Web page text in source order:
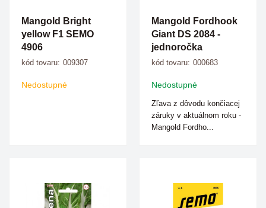
Mangold Bright
yellow F1 SEMO
4906
kód tovaru: 009307
Nedostupné
Mangold Fordhook
Giant DS 2084 -
jednoročka
kód tovaru: 000683
Nedostupné
Zľava z dôvodu končiacej
záruky v aktuálnom roku -
Mangold Fordho...